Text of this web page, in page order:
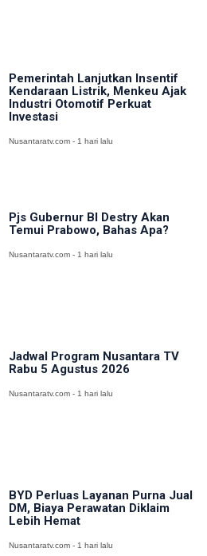
Pemerintah Lanjutkan Insentif
Kendaraan Listrik, Menkeu Ajak
Industri Otomotif Perkuat
Investasi
Nusantaratv.com - 1 hari lalu
Pjs Gubernur BI Destry Akan
Temui Prabowo, Bahas Apa?
Nusantaratv.com - 1 hari lalu
Jadwal Program Nusantara TV
Rabu 5 Agustus 2026
Nusantaratv.com - 1 hari lalu
BYD Perluas Layanan Purna Jual
DM, Biaya Perawatan Diklaim
Lebih Hemat
Nusantaratv.com - 1 hari lalu